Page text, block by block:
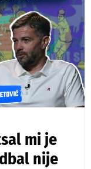
mi je
nije